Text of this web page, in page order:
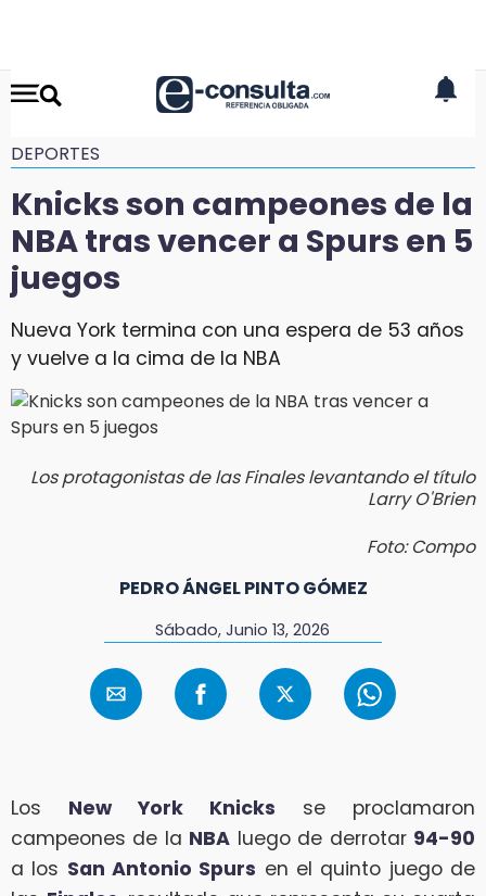
DEPORTES
Knicks son campeones de la
NBA tras vencer a Spurs en 5
juegos
Nueva York termina con una espera de 53 años
y vuelve a la cima de la NBA
Los protagonistas de las Finales levantando el título
Larry O'Brien
Foto: Compo
PEDRO ÁNGEL PINTO GÓMEZ
Sábado, Junio 13, 2026
Los New York Knicks se proclamaron
campeones de la NBA luego de derrotar 94-90
a los San Antonio Spurs en el quinto juego de